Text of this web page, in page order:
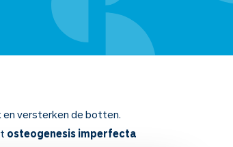
versterken de botten.
osteogenesis imperfecta